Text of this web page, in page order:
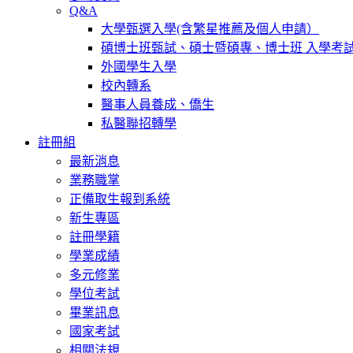
Q&A
大學甄選入學(含繁星推薦及個人申請）
碩博士班甄試、碩士暨碩專、博士班 入學考
外國學生入學
校內轉系
醫事人員養成、僑生
私醫聯招轉學
註冊組
最新消息
業務職掌
正備取生報到系統
新生專區
註冊學籍
學業成績
多元修業
學位考試
畢業訊息
國家考試
相關法規